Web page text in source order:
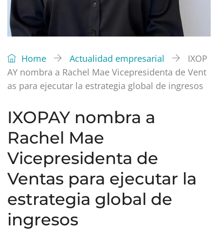
Home Actualidad empresarial
IXOP
AY nombra a Rachel Mae Vicepresidenta de Vent
as para ejecutar la estrategia global de ingresos
IXOPAY nombra a
Rachel Mae
Vicepresidenta de
Ventas para ejecutar la
estrategia global de
ingresos